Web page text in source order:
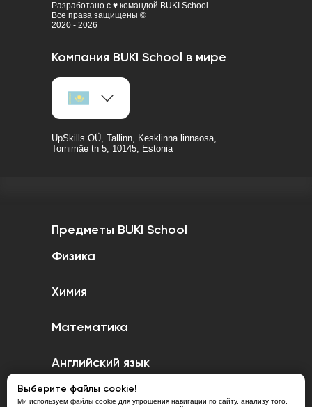
Разработано с ♥ командой BUKI School
Все права защищены ©
2020 - 2026
Компания BUKI School в мире
UpSkills OÜ, Tallinn, Kesklinna linnaosa,
Tornimäe tn 5, 10145, Estonia
Предметы BUKI School
Физика
Химия
Математика
Английский язык
Казахский язык
Выберите файлы cookie!
Ми используем файлы cookie для упрощения навигации по сайту, анализу того,